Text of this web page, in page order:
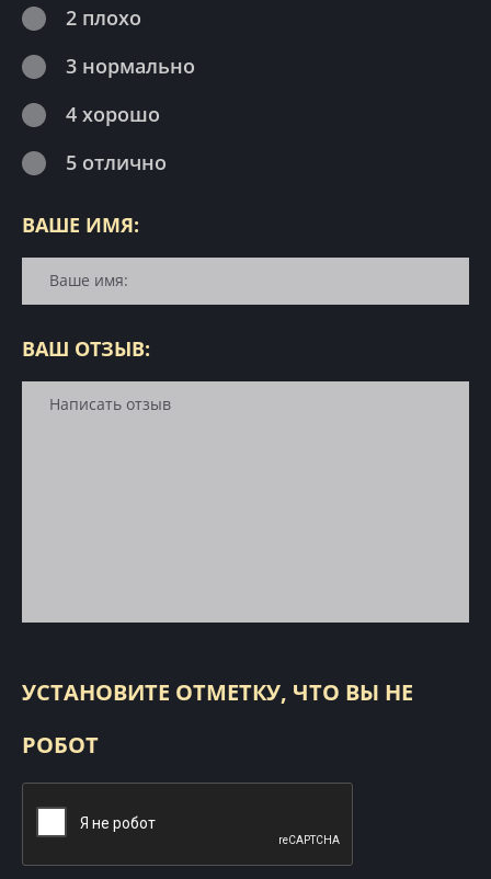
2 плохо
3 нормально
4 хорошо
5 отлично
ВАШЕ ИМЯ:
ВАШ ОТЗЫВ:
УСТАНОВИТЕ ОТМЕТКУ, ЧТО ВЫ НЕ
РОБОТ